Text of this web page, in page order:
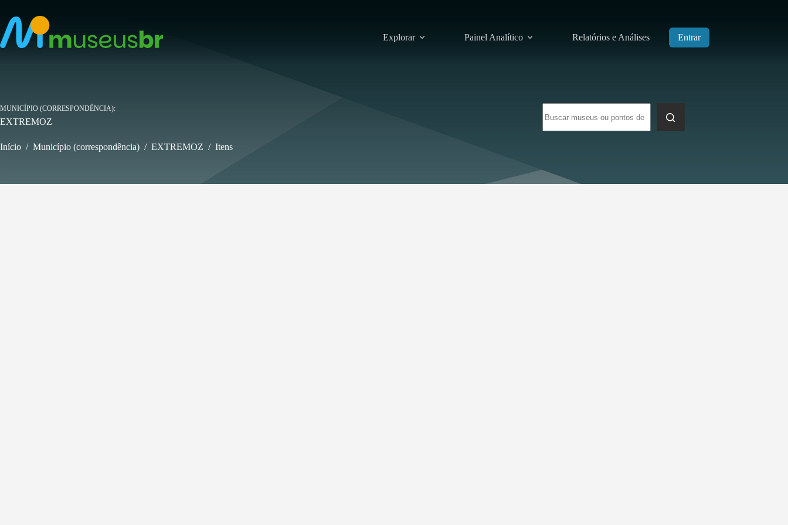
para
conteúdo
Explorar Painel Analítico Relatórios e Análises Entrar
resultados
MUNICÍPIO (CORRESPONDÊNCIA)
EXTREMOZ
Início / Município (correspondência) / EXTREMOZ / Itens